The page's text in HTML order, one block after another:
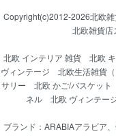
Copyright(c)2012-2026北欧
北欧雑貨店
北欧 インテリア 雑貨 北欧
ヴィンテージ
北欧生活雑貨
サリー
北欧 かご/バスケット
ネル
北欧 ヴィンテー
ブランド： ARABIAアラビア